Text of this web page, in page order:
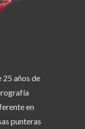
25 años de
en
punteras